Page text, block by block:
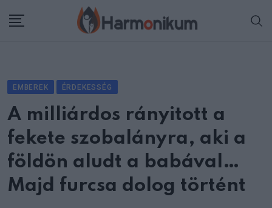
EMBEREK ÉRDEKESSÉG
A milliárdos rányitott a
fekete szobalányra, aki a
földön aludt a babával…
Majd furcsa dolog történt